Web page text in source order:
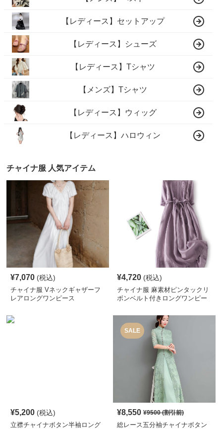
【レディース】セットアップ
【レディース】シューズ
【レディース】Tシャツ
【メンズ】Tシャツ
【レディース】ウィッグ
【レディース】ハロウィン
チャイナ服 人気アイテム
¥7,070 (税込)
チャイナ服 Vネックギャザーフ
レアロングワンピース
¥4,720 (税込)
チャイナ服 麻素材ピンタックリ
ボンベルト付きロングワンピー
¥5,200 (税込)
立襟チャイナボタン半袖ロング
SALE
¥8,550 ¥9500(割引前)
総レース五分袖チャイナボタン